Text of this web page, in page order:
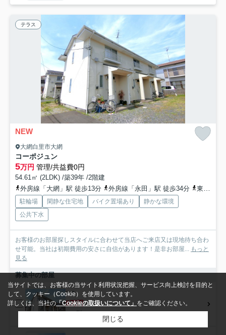
テラス
NEW
大網白里市大網
コーポジュン
5万円 管理/共益費0円
54.61㎡ (2LDK) /築39年 /2階建
外房線「大網」駅 徒歩13分
外房線「永田」駅 徒歩34分 東金線「福俵」駅 徒歩47分
駐輪場 閑静な住宅地 バイク置場あり
静かな環境
公共下水
お客様のお部屋探しスタイルに合わせて当店へご来店又は現地待ち合わ
せ可能。当社は初期費用の安さに自信があります！是非お部屋...
もっと
見る
募集中の部屋
2-2
5万円
1-2階 / 54.61㎡ / 2LDK
当サイトでは、お客様の当サイト利用状況把握、サービス向上検討を目的と
して、クッキー（Cookie）を使用しています。
詳しくは、当社の「Cookieの取扱いについて」 をご確認ください。
閉じる